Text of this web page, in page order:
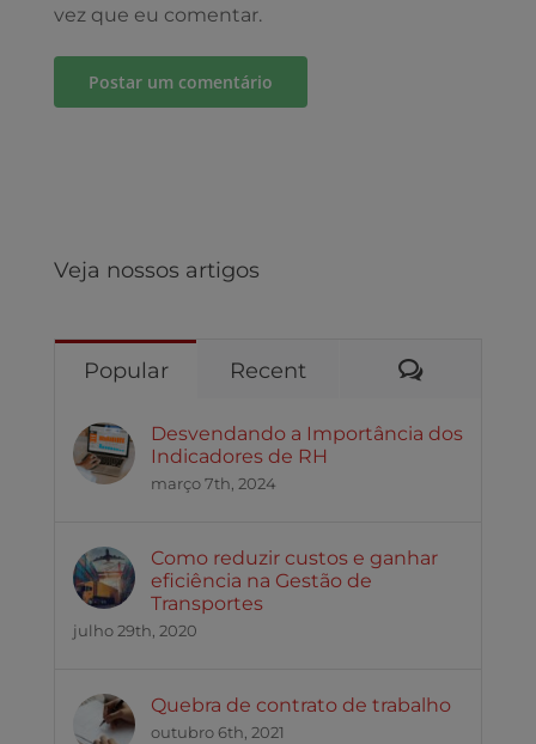
vez que eu comentar.
Veja nossos artigos
Popular Recent
Desvendando a Importância dos
Indicadores de RH
março 7th, 2024
Como reduzir custos e ganhar
eficiência na Gestão de
Transportes
julho 29th, 2020
Quebra de contrato de trabalho
outubro 6th, 2021